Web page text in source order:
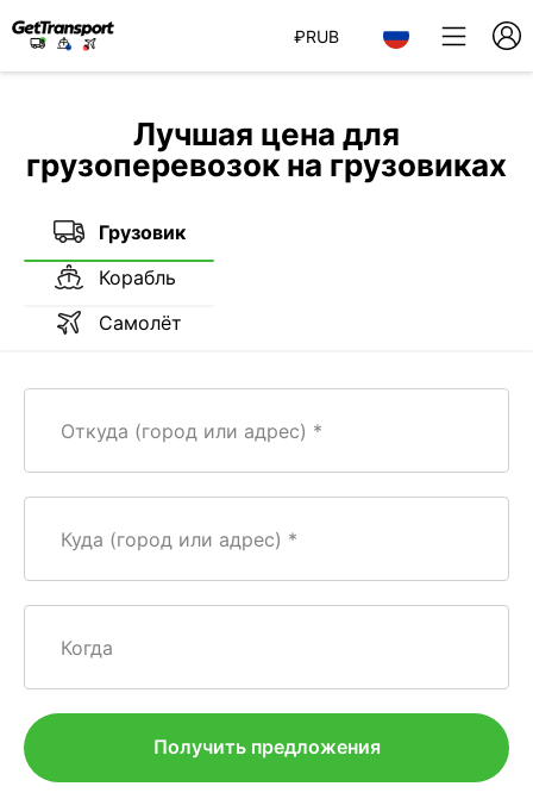
₽RUB
Лучшая цена для
грузоперевозок на грузовиках
Грузовик
Корабль
Самолёт
Откуда (город или адрес)
Куда (город или адрес)
Когда
Получить предложения